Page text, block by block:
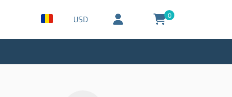
USD 0